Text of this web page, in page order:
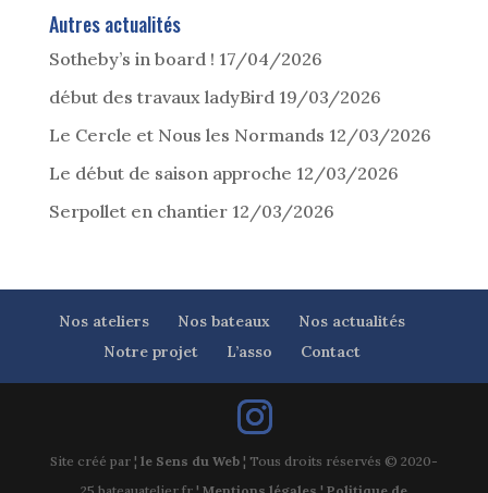
Autres actualités
Sotheby’s in board ! 17/04/2026
début des travaux ladyBird 19/03/2026
Le Cercle et Nous les Normands 12/03/2026
Le début de saison approche 12/03/2026
Serpollet en chantier 12/03/2026
Nos ateliers Nos bateaux
Nos actualités
Notre projet
L’asso Contact
Site créé par ¦ le Sens du Web¦ Tous droits réservés © 2020-